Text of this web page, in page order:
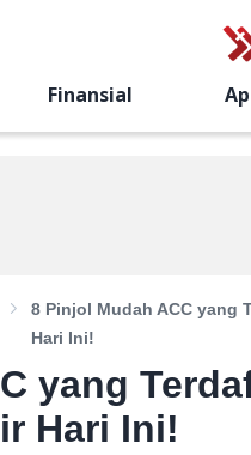
Finansial
8 Pinjol Mudah ACC yang
Hari Ini!
yang
Hari Ini!